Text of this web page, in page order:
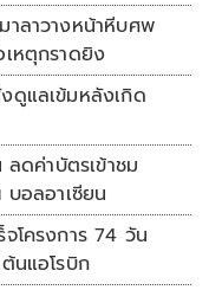
าลาวางหน้าหีบศพ
หตุกราดยิง
ดูแลเข้มหลังเกิด
ดค่าบัตรเข้าชม
อลอาเซียน
จโครงการ 74 วัน
นแอโรบิก